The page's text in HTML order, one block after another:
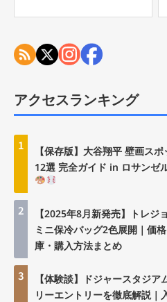
アクセスランキング
1
【保存版】大谷翔平 壁画スポ
12選 完全ガイド in ロサンゼ
2
【2025年8月新発売】トレジ
ミニ保冷バッグ2色展開｜価
庫・購入方法まとめ
3
【体験談】ドジャースタジア
リーエントリーを徹底解説｜